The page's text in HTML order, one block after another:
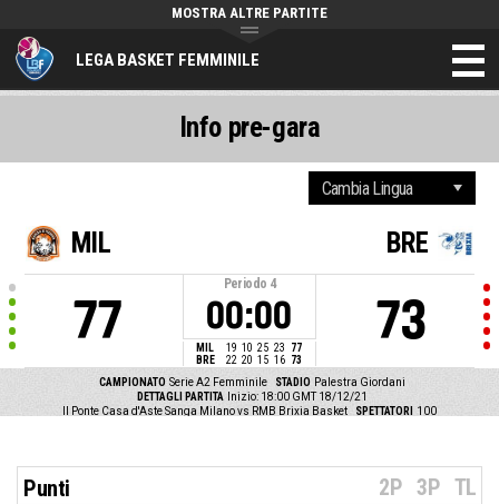
LEGA BASKET FEMMINILE
MOSTRA ALTRE PARTITE
MIL
77
Periodo 4
00:00
MIL 19 10 25 23
77
BRE
22 20 15 16 73
BRE
73
CAMPIONATO Serie A2 Femminile STADIO Palestra Giordani
DETTAGLI PARTITA
Inizio: 18:00 GMT 18/12/21
Il Ponte Casa d'Aste Sanga Milano vs RMB Brixia Basket
SPETTATORI 100
Info pre-gara
Punti 2P 3P TL